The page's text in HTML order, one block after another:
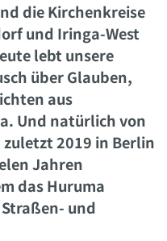
die Kirchenkreise
und Iringa-West
lebt unsere
über Glauben,
aus
Und natürlich von
zuletzt 2019 in Berlin
Jahren
das Huruma
und